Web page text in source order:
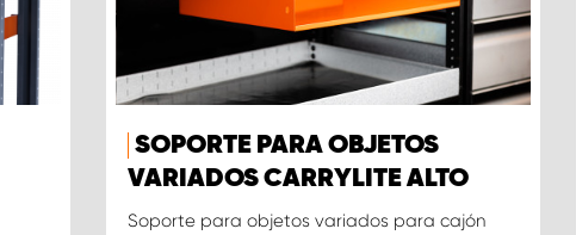
SOPORTE PARA OBJETOS
VARIADOS CARRYLITE ALTO
Soporte para objetos variados para cajón